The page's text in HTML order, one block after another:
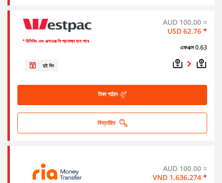
* রিসিভিং এবং এক্সচেঞ্জ ফি প্রযোজ্য হতে পারে
AUD 100.00 =
USD 62.76 *
এফএক্স 0.63
দুই দিন
টাকা পাঠান
বিস্তারিত
AUD 100.00 =
VND 1,636,274 *